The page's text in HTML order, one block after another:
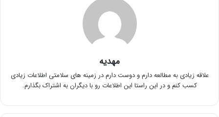
مهدیه
علاقه زیادی به مطالعه دارم و دوست دارم در زمینه های سلامتی اطلاعات زیادی
کسب کنم و در این راستا این اطلاعات رو با دیگران به اشتراک بگذارم.